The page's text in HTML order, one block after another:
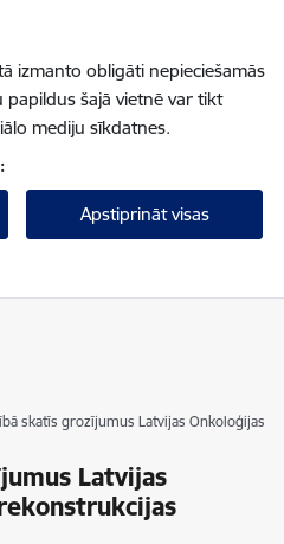
izmanto obligāti nepieciešamās
šajā vietnē var tikt
mediju sīkdatnes.
Apstiprināt visas
skatīs grozījumus Latvijas Onkoloģijas
Latvijas